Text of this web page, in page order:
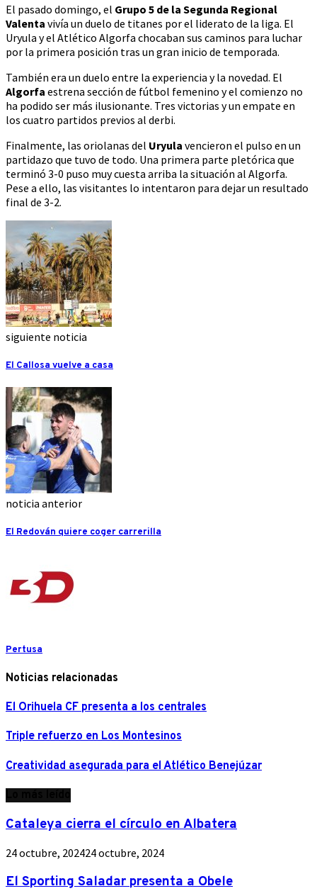
El pasado domingo, el Grupo 5 de la Segunda Regional
Valenta vivía un duelo de titanes por el liderato de la liga. El
Uryula y el Atlético Algorfa chocaban sus caminos para luchar
por la primera posición tras un gran inicio de temporada.
También era un duelo entre la experiencia y la novedad. El
Algorfa estrena sección de fútbol femenino y el comienzo no
ha podido ser más ilusionante. Tres victorias y un empate en
los cuatro partidos previos al derbi.
Finalmente, las oriolanas del Uryula vencieron el pulso en un
partidazo que tuvo de todo. Una primera parte pletórica que
terminó 3-0 puso muy cuesta arriba la situación al Algorfa.
Pese a ello, las visitantes lo intentaron para dejar un resultado
final de 3-2.
siguiente noticia
El Callosa vuelve a casa
noticia anterior
El Redován quiere coger carrerilla
Pertusa
Noticias relacionadas
El Orihuela CF presenta a los centrales
Triple refuerzo en Los Montesinos
Creatividad asegurada para el Atlético Benejúzar
Cataleya cierra el círculo en Albatera
24 octubre, 202424 octubre, 2024
El Sporting Saladar presenta a Obele